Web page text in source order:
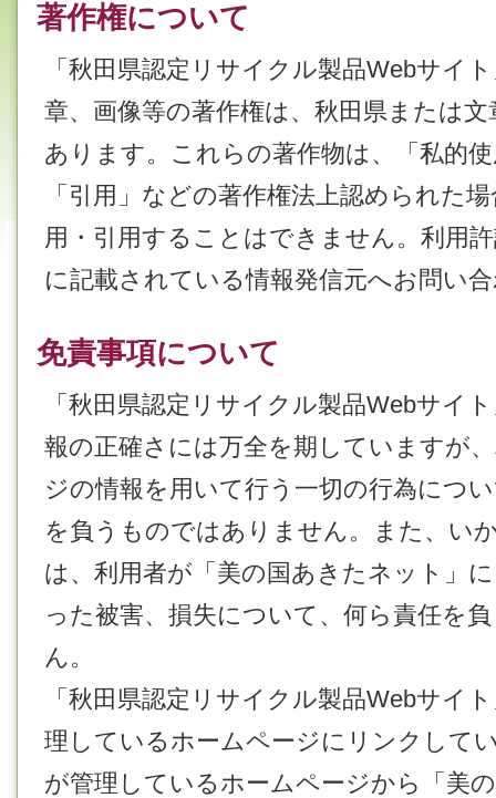
著作権について
「秋田県認定リサイクル製品Webサイ
章、画像等の著作権は、秋田県または
あります。これらの著作物は、「私的
「引用」などの著作権法上認められた
用・引用することはできません。利用
に記載されている情報発信元へお問い
免責事項について
「秋田県認定リサイクル製品Webサイ
報の正確さには万全を期していますが
ジの情報を用いて行う一切の行為につ
を負うものではありません。また、い
は、利用者が「美の国あきたネット」
った被害、損失について、何ら責任を
ん。
「秋田県認定リサイクル製品Webサイ
理しているホームページにリンクして
が管理しているホームページから「美